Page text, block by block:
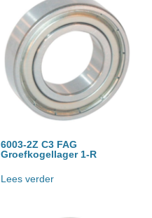
6003-2Z C3 FAG
Groefkogellager 1-R
Lees verder